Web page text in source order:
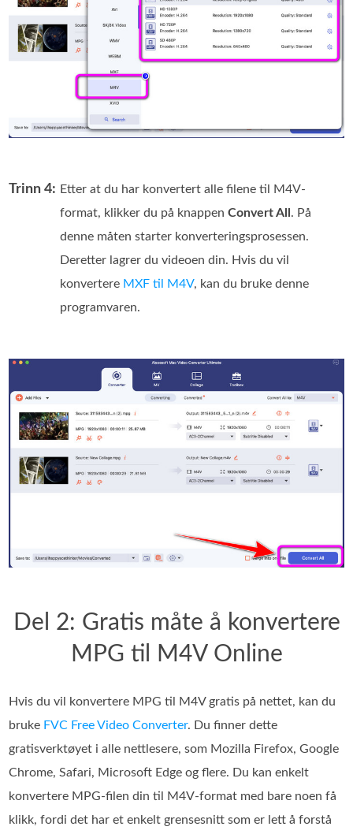
Trinn 4: Etter at du har konvertert alle filene til M4V-
format, klikker du på knappenConvert All . På
denne måten starter konverteringsprosessen.
Deretter lagrer du videoen din. Hvis du vil
konvertere MXF til M4V, kan du bruke denne
programvaren.
Del 2: Gratis måte å konvertere
MPG til M4V Online
Hvis du vil konvertere MPG til M4V gratis på nettet, kan du
bruke FVC Free Video Converter. Du finner dette
gratisverktøyet i alle nettlesere, som Mozilla Firefox, Google
Chrome, Safari, Microsoft Edge og flere. Du kan enkelt
konvertere MPG-filen din til M4V-format med bare noen få
klikk, fordi det har et enkelt grensesnitt som er lett å forstå